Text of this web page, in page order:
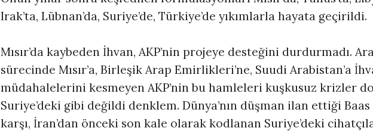
Irak’ta, Lübnan’da, Suriye’de, Türkiye’de yıkımlarla hayata geçirildi.
Mısır’da kaybeden İhvan, AKP’nin projeye desteğini durdurmadı.
sürecinde Mısır’a, Birleşik Arap Emirlikleri’ne, Suudi Arabistan’a
müdahalelerini kesmeyen AKP’nin bu hamleleri kuşkusuz krizler
Suriye’deki gibi değildi denklem. Dünya’nın düşman ilan ettiği
karşı, İran’dan önceki son kale olarak kodlanan Suriye’deki